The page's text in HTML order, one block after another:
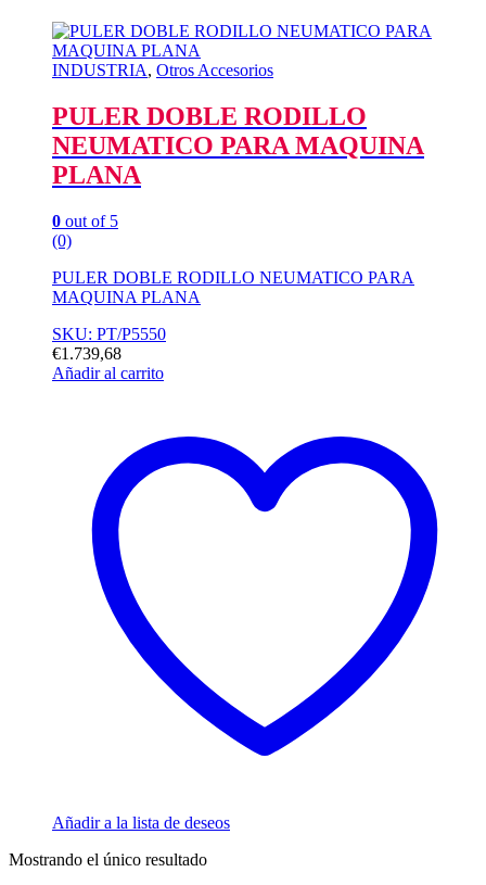
INDUSTRIA, Otros Accesorios
PULER DOBLE RODILLO
NEUMATICO PARA MAQUINA
PLANA
0 out of 5
(0)
PULER DOBLE RODILLO NEUMATICO PARA
MAQUINA PLANA
SKU: PT/P5550
€1.739,68
Añadir al carrito
Añadir a la lista de deseos
Mostrando el único resultado